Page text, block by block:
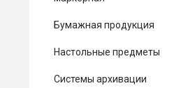
Бумажная продукция
Настольные предметы
Системы архивации